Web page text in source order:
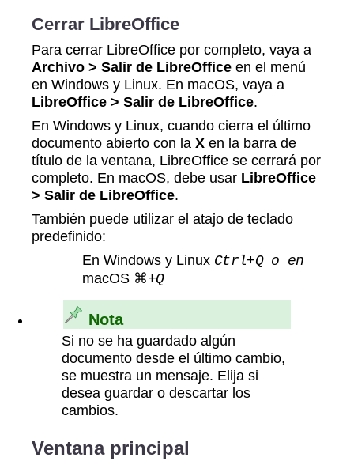
Cerrar LibreOffice
Para cerrar LibreOffice por completo, vaya a
Archivo > Salir de LibreOffice en el menú
en Windows y Linux. En macOS, vaya a
LibreOffice > Salir de LibreOffice.
En Windows y Linux, cuando cierra el último
documento abierto con la X en la barra de
título de la ventana, LibreOffice se cerrará por
completo. En macOS, debe usar LibreOffice
> Salir de LibreOffice.
También puede utilizar el atajo de teclado
predefinido:
En Windows y Linux Ctrl+Q o en
macOS ⌘+Q
Nota
Si no se ha guardado algún
documento desde el último cambio,
se muestra un mensaje. Elija si
desea guardar o descartar los
cambios.
Ventana principal